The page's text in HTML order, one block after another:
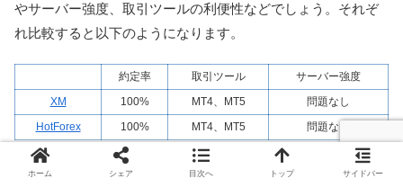
やサーバー強度、取引ツールの利便性などでしょう。それぞ
れ比較すると以下のようになります。
約定率 取引ツール
サーバー強度
XM
100% MT4、MT5
問題なし
HotForex
100% MT4、MT5 問題なし
XM、HotForexともに約定率は100%、MT4/MT5が使用でき、
ホーム シェア 目次へ トップ サイドバー